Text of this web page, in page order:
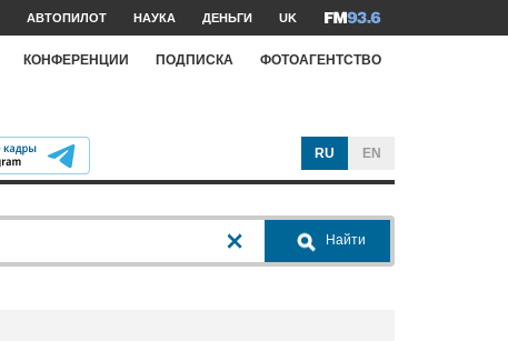
АВТОПИЛОТ НАУКА ДЕНЬГИ UK
КОНФЕРЕНЦИИ ПОДПИСКА ФОТОАГЕНТСТВО
RU EN
Найти